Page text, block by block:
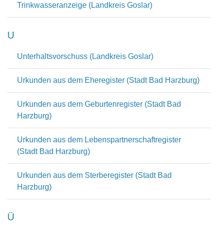
Trinkwasseranzeige (Landkreis Goslar)
U
Unterhaltsvorschuss (Landkreis Goslar)
Urkunden aus dem Eheregister (Stadt Bad Harzburg)
Urkunden aus dem Geburtenregister (Stadt Bad
Harzburg)
Urkunden aus dem Lebenspartnerschaftregister
(Stadt Bad Harzburg)
Urkunden aus dem Sterberegister (Stadt Bad
Harzburg)
Ü